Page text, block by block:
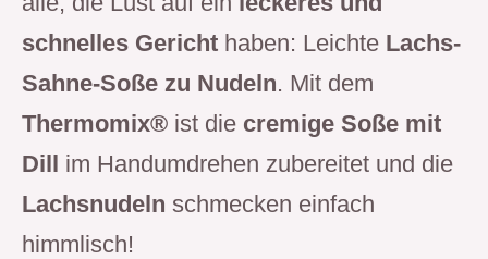
schnelles Gericht haben: Leichte Lachs-
Sahne-Soße zu Nudeln. Mit dem
Thermomix® ist die cremige Soße mit
Dill im Handumdrehen zubereitet und die
Lachsnudeln schmecken einfach
himmlisch!